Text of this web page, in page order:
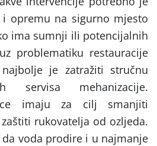
opremu na sigurno mjesto
ima sumnji ili potencijalnih
problematiku restauracije
je zatražiti stručnu
servisa mehanizacije.
imaju za cilj smanjiti
rukovatelja od ozljeda.
voda prodire i u najmanje